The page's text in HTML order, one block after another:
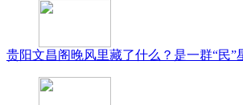
贵阳文昌阁晚风里藏了什么？是一群“民”